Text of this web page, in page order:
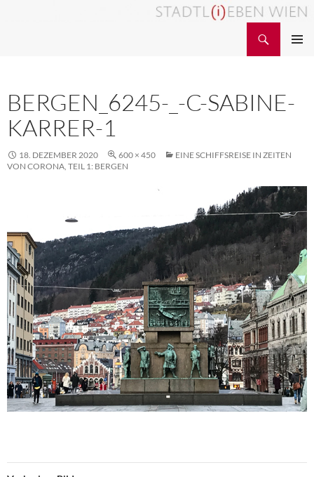
BERGEN_6245-_-C-SABINE-
KARRER-1
18. DEZEMBER 2020 600 × 450
EINE SCHIFFSREISE IN ZEITEN
VON CORONA, TEIL 1: BERGEN